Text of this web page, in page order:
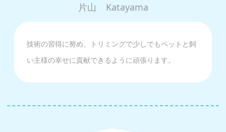
片山 Katayama
技術の習得に努め、トリミングで少しでもペットと飼
い主様の幸せに貢献できるように頑張ります。